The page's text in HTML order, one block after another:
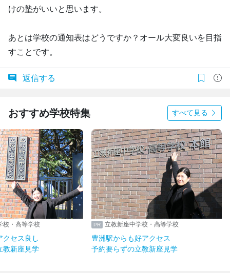
けの塾がいいと思います。
あとは学校の通知表はどうですか？オール大変良いを目指
すことです。
返信する
おすすめ学校特集 すべて見る
校・高等学校
クセス良し
教新座見学
立教新座中学校・高等学校
豊洲駅からも好アクセス
予約要らずの立教新座見学